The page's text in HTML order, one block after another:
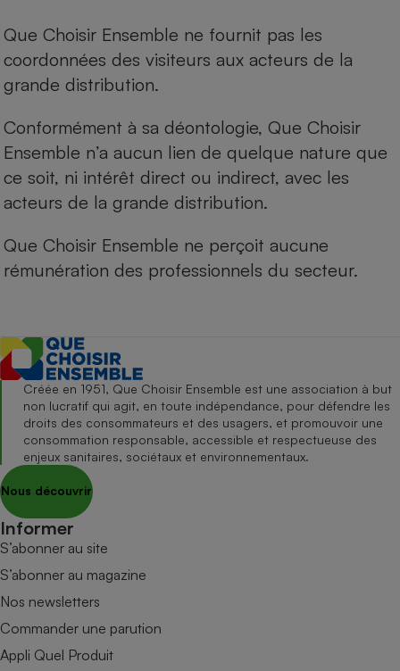
Que Choisir Ensemble ne fournit pas les
coordonnées des visiteurs aux acteurs de la
grande distribution.
Conformément à sa déontologie, Que Choisir
Ensemble n’a aucun lien de quelque nature que
ce soit, ni intérêt direct ou indirect, avec les
acteurs de la grande distribution.
Que Choisir Ensemble ne perçoit aucune
rémunération des professionnels du secteur.
Créée en 1951, Que Choisir Ensemble est une association à but
non lucratif qui agit, en toute indépendance, pour défendre les
droits des consommateurs et des usagers, et promouvoir une
consommation responsable, accessible et respectueuse des
enjeux sanitaires, sociétaux et environnementaux.
Nous découvrir
Informer
S’abonner au site
S’abonner au magazine
Nos newsletters
Commander une parution
Appli Quel Produit